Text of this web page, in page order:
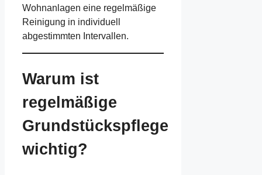
Wohnanlagen eine regelmäßige
Reinigung in individuell
abgestimmten Intervallen.
Warum ist
regelmäßige
Grundstückspflege
wichtig?